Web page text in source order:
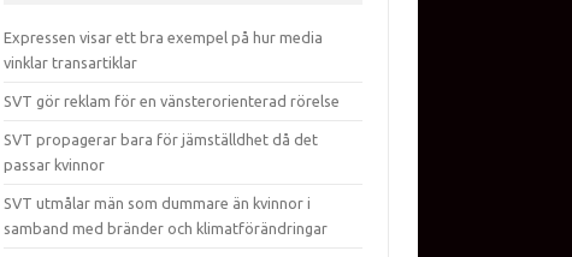
Expressen visar ett bra exempel på hur media
vinklar transartiklar
SVT gör reklam för en vänsterorienterad rörelse
SVT propagerar bara för jämställdhet då det
passar kvinnor
SVT utmålar män som dummare än kvinnor i
samband med bränder och klimatförändringar